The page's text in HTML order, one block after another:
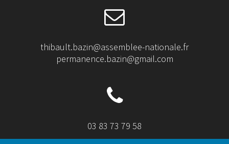
thibault.bazin@assemblee-nationale.fr
permanence.bazin@gmail.com
03 83 73 79 58